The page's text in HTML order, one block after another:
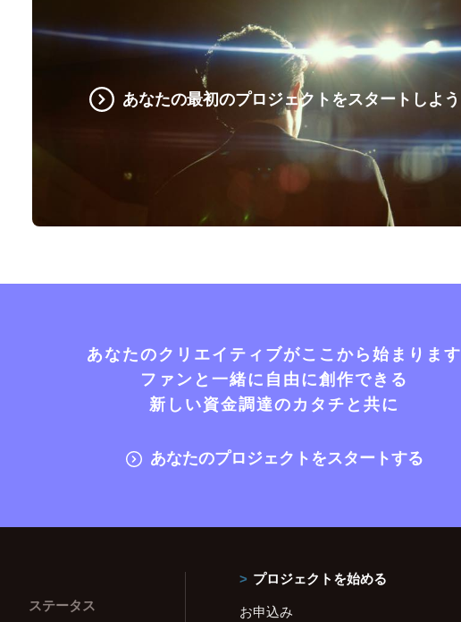
あなたの最初のプロジェクトをスタートしよう
あなたのクリエイティブがここから始まります
ファンと一緒に自由に創作できる
新しい資金調達のカタチと共に
あなたのプロジェクトをスタートする
ステータス
プロジェクトを始める
お申込み